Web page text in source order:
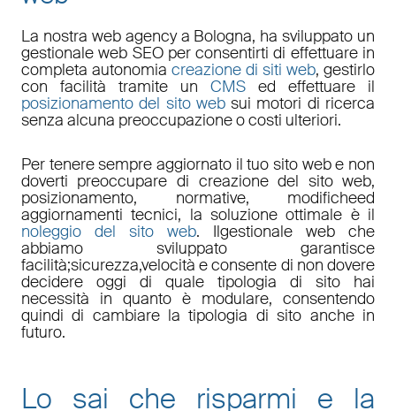
La nostra web agency a Bologna, ha sviluppato un
gestionale web SEOper consentirti di effettuare in
completa autonomia creazione di siti web, gestirlo
con facilità tramite un CMS ed effettuare il
posizionamento del sito websui motori di ricerca
senza alcuna preoccupazione o costi ulteriori.
Per tenere sempre aggiornato il tuo sito web e non
doverti preoccupare di creazione del sito web,
posizionamento, normative, modificheed
aggiornamenti tecnici, la soluzione ottimale è il
noleggio del sito web. Ilgestionale webche
abbiamo sviluppato garantisce
facilità;sicurezza,velocità e consente di non dovere
decidere oggi di quale tipologia di sito hai
necessità in quanto è modulare, consentendo
quindi di cambiare la tipologia di sito anche in
futuro.
Lo sai che risparmi e la